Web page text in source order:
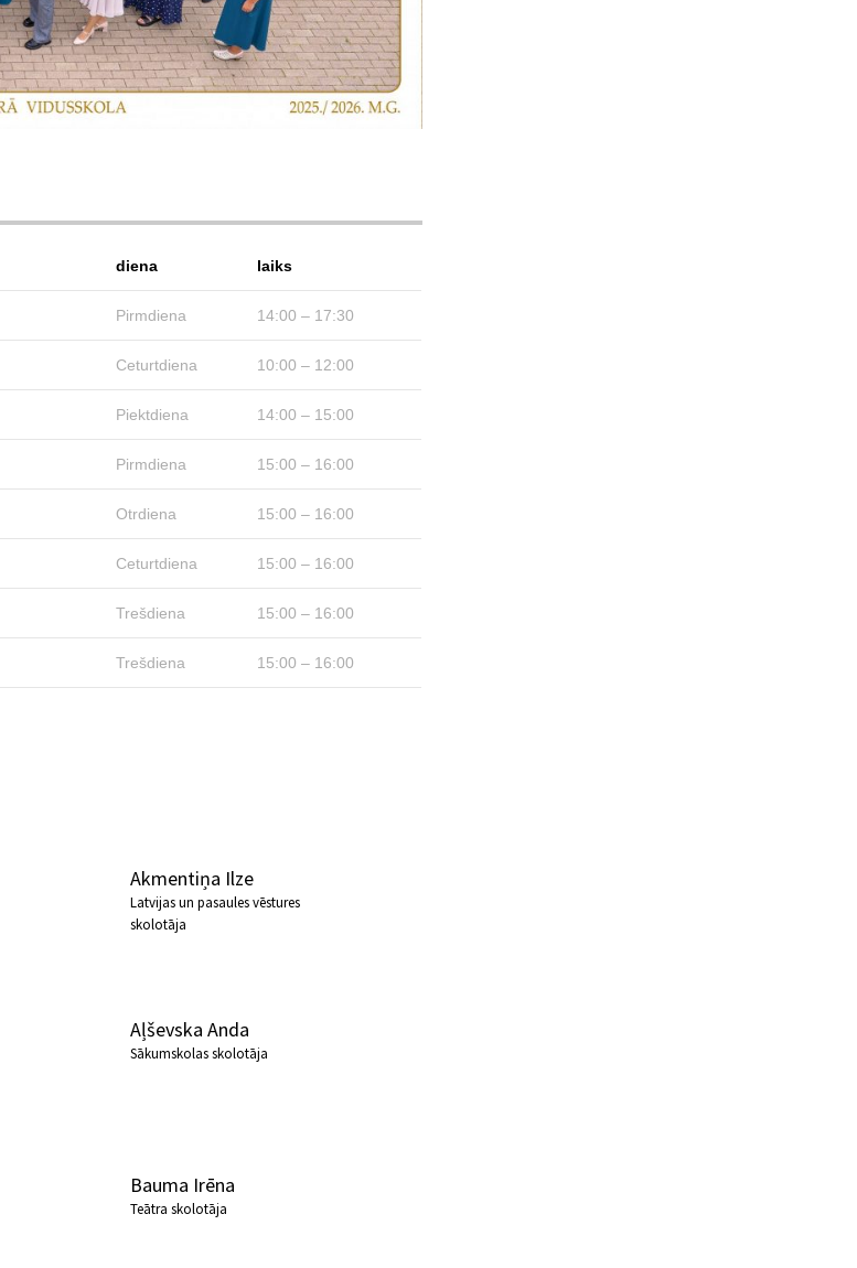
diena laiks
Pirmdiena 14:00 – 17:30
Ceturtdiena 10:00 – 12:00
Piektdiena 14:00 – 15:00
Pirmdiena 15:00 – 16:00
Otrdiena 15:00 – 16:00
Ceturtdiena 15:00 – 16:00
Trešdiena 15:00 – 16:00
Trešdiena 15:00 – 16:00
Akmentiņa Ilze
Latvijas un pasaules vēstures
skolotāja
Aļševska Anda
Sākumskolas skolotāja
Bauma Irēna
Teātra skolotāja